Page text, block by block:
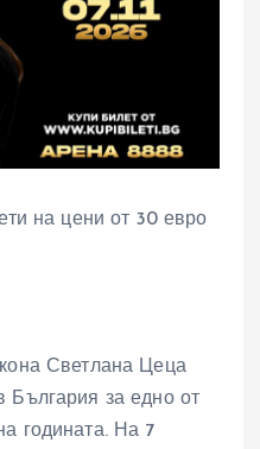
на цени от 30 евро
Светлана Цеца
България за едно от
годината. На 7